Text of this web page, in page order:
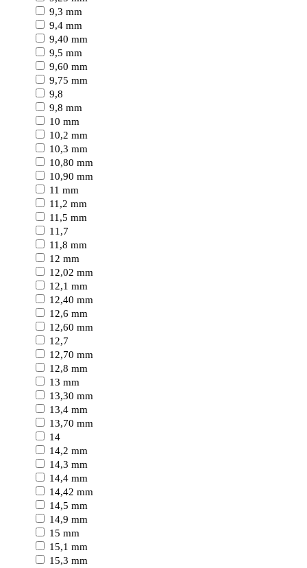
9,3 mm
9,4 mm
9,40 mm
9,5 mm
9,60 mm
9,75 mm
9,8
9,8 mm
10 mm
10,2 mm
10,3 mm
10,80 mm
10,90 mm
11 mm
11,2 mm
11,5 mm
11,7
11,8 mm
12 mm
12,02 mm
12,1 mm
12,40 mm
12,6 mm
12,60 mm
12,7
12,70 mm
12,8 mm
13 mm
13,30 mm
13,4 mm
13,70 mm
14
14,2 mm
14,3 mm
14,4 mm
14,42 mm
14,5 mm
14,9 mm
15 mm
15,1 mm
15,3 mm